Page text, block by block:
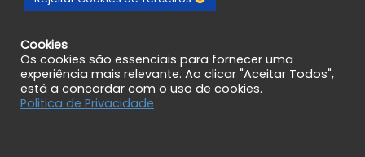
Cookies
Os cookies são essenciais para fornecer uma
experiência mais relevante. Ao clicar "Aceitar Todos",
está a concordar com o uso de cookies.
Politica de Privacidade